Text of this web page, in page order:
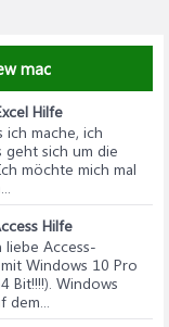
mac
Hilfe
ich mache, ich
geht sich um die
möchte mich mal
Hilfe
Access-
Windows 10 Pro
Bit!!!!). Windows
dem...